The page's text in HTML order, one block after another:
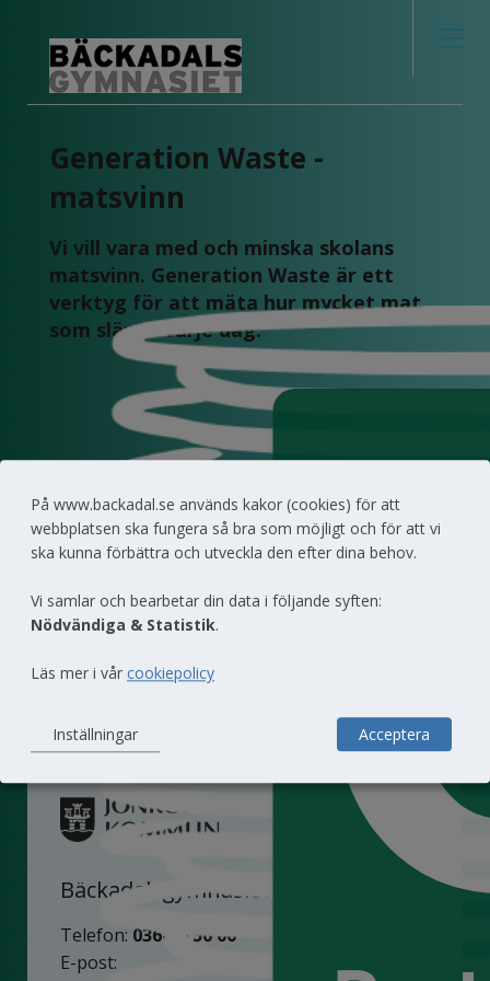
Generation Waste -
matsvinn
Vi vill vara med och minska skolans
matsvinn. Generation Waste är ett
verktyg för att mäta hur mycket mat
som slängs varje dag.
0 kg
Motsvarar 0 portioner i
Till toppen av sidan
Bäckadalsgymnasiet
Telefon: 036-10 50 00
På www.backadal.se används kakor (cookies) för att
webbplatsen ska fungera så bra som möjligt och för att vi
ska kunna förbättra och utveckla den efter dina behov.
Vi samlar och bearbetar din data i följande syften:
Nödvändiga & Statistik.
Läs mer i vår cookiepolicy
Inställningar Acceptera